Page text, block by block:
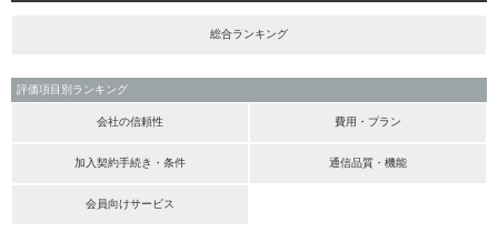
総合ランキング
評価項目別ランキング
会社の信頼性 費用・プラン
加入契約手続き・条件 通信品質・機能
会員向けサービス